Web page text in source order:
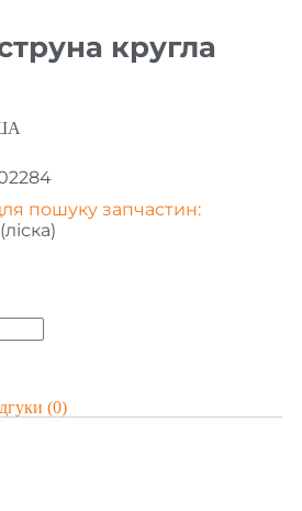
кругла
пошуку запчастин:
(0)